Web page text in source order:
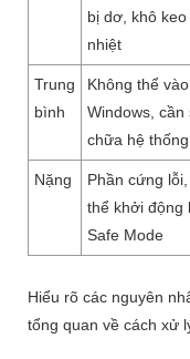
bị dơ, khô keo
nhiệt
Trung
bình
Không thể vào
Windows, cần
chữa hệ thống
Nặng
Phần cứng
thể khởi động
Safe Mode
Hiểu rõ các nguyên
tổng quan về cách xử